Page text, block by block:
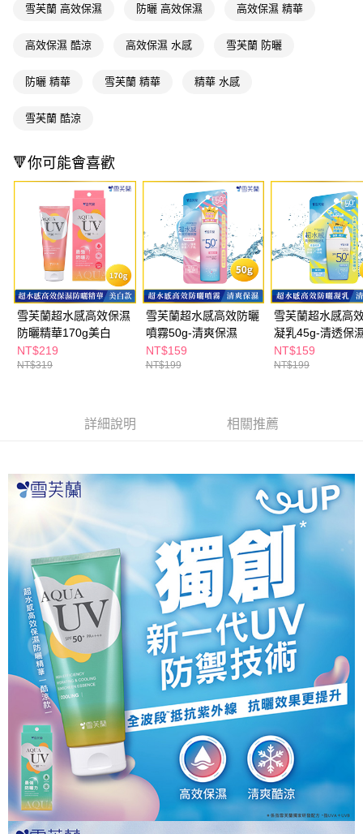
３．安心：先確認商品／服務後，再付款。
【「AFTEE先享後付」結帳流程】
１．於結帳方式選擇「AFTEE先享後付」後，將跳轉至「AFTEE先享後付」
２．訂單成立數日內，您將收到繳費通知簡訊。
ATM／網路銀行／等多元方式進行付款，方視為交易完成。
※ 請注意：結帳手續完成當下不需立刻繳費，但若您需要取消訂單，請聯絡
後付繳納相關費用。
※ 交易是否成功請以「AFTEE先享後付 」之結帳頁面顯示為準，若有關於
是否繳費成功／繳費後需取消欲退款等相關疑問，請聯繫「AFTEE先享後付
客戶支援中心」https://netprotections.freshdesk.com/support/home
【注意事項】
１．透過由恩沛科技股份有限公司提供之「AFTEE先享後付」服務完成之交
易，需依本服務之必要範圍內提供個人資料，並將交易相關給付款項請求債
權轉讓予恩沛科技股份有限公司。
２．關於個人資料處理事宜，請瀏覽以下網址：
https://aftee.tw/terms/#terms3
３．未成年的使用者請事先徵得法定代理人或監護人之同意方可使用
「AFTEE先享後付」，若未經同意申辦者引起之損失，本公司不負相關責
任。
４．使用「AFTEE先享後付」時，將依據個別帳號之用戶狀況，依本公司即
恩沛科技股份有限公司將有權停止該用戶之使用額度並採取法律行動。
全家取貨付款
每筆NT$65，滿NT$390(含以上)免運費
萊爾富取貨付款
付款後萊爾富取貨
每筆NT$65，滿NT$490(含以上)免運費
7-11取貨付款
每筆NT$65，滿NT$490(含以上)免運費
付款後7-11取貨
每筆NT$65，滿NT$490(含以上)免運費
宅配(本島)
每筆NT$100，滿NT$790(含以上)免運費
雪芙蘭 高效保濕 防曬 高效保濕 高效保濕 精華
高效保濕 酷涼 高效保濕 水感 雪芙蘭 防曬
防曬 精華 雪芙蘭 精華 精華 水感
雪芙蘭 酷涼
🔻你可能會喜歡
雪芙蘭超水感高效保濕
防曬精華170g美白
NT$219
NT$319
雪芙蘭超水感高效防曬
噴霧50g-清爽保濕
NT$159
NT$199
雪芙蘭超水感高
凝乳45g-清透保
NT$159
NT$199
詳細說明 相關推薦